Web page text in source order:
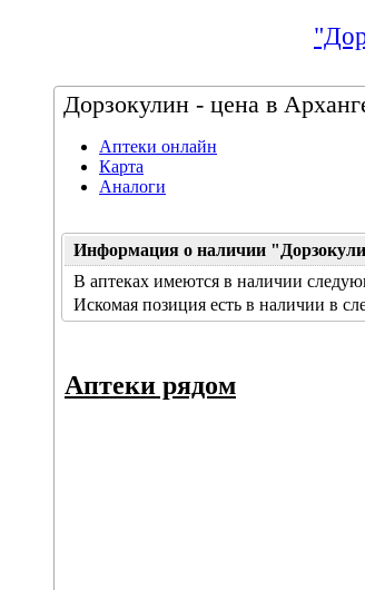
Дорзокулин - цена в
Аптеки онлайн
Карта
Аналоги
Информация о наличии
В аптеках имеются в наличии
Искомая позиция есть в наличии в
Аптеки рядом